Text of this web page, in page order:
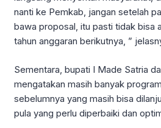
nanti ke Pemkab, jangan setelah
bawa proposal, itu pasti tidak bisa
tahun anggaran berikutnya, ”
Sementara, bupati I Made Satria
mengatakan masih banyak
sebelumnya yang masih bisa
pula yang perlu diperbaiki dan